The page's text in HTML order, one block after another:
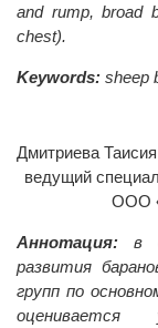
and rump, broad
chest).
Keywords: sheep
Дмитриева
ведущий
ООО
Аннотация: в
развития
групп по